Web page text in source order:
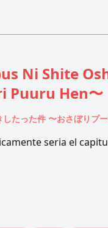
Ni Shite
Puuru Hen〜
たった件 〜おさぼりプ
seria el